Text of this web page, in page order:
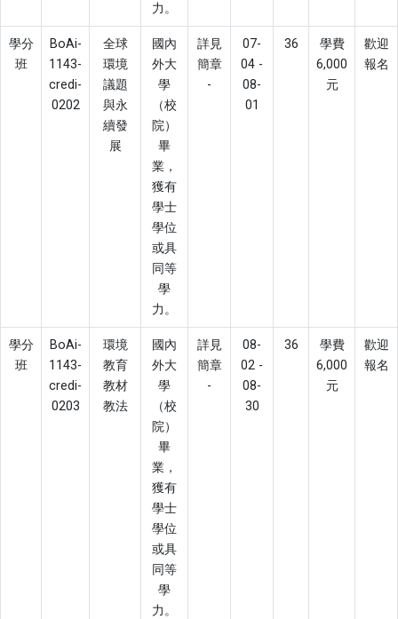
力。
學分
班
BoAi-
1143-
credi-
0202
全球
環境
議題
與永
續發
展
國內
外大
學
（校
院）
畢
業，
獲有
學士
學位
或具
同等
學
力。
詳見
簡章
-
07-
04 -
08-
01
36
學費
6,000
元
歡迎
報名
學分
班
BoAi-
1143-
credi-
0203
環境
教育
教材
教法
國內
外大
學
（校
院）
畢
業，
獲有
學士
學位
或具
同等
學
力。
詳見
簡章
-
08-
02 -
08-
30
36
學費
6,000
元
歡迎
報名